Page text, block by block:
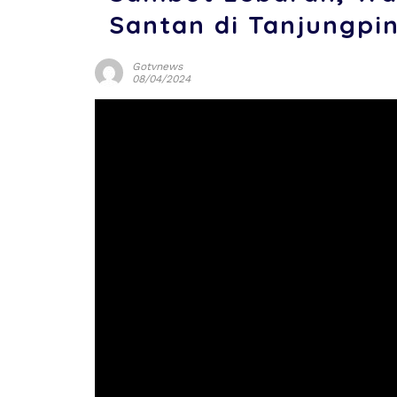
Santan di
Gotvnews
08/04/2024